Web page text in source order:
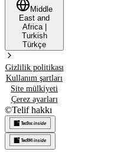
Middle
East and
Africa|
Turkish
Türkçe
Gizlilik politikası
Kullanım şartları
Site mülkiyeti
Çerez ayarları
©Telif hakkı